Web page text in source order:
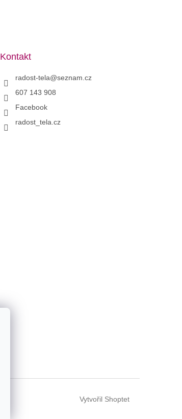
Kontakt
radost-tela@seznam.cz
607 143 908
Facebook
radost_tela.cz
Vytvořil Shoptet